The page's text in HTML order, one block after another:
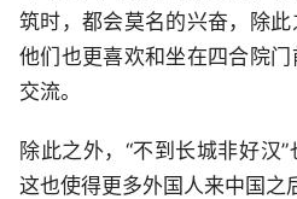
筑时，都会莫名的兴奋，除此
他们也更喜欢和坐在四合院
交流。
除此之外，“不到长城非好汉”
这也使得更多外国人来中国之